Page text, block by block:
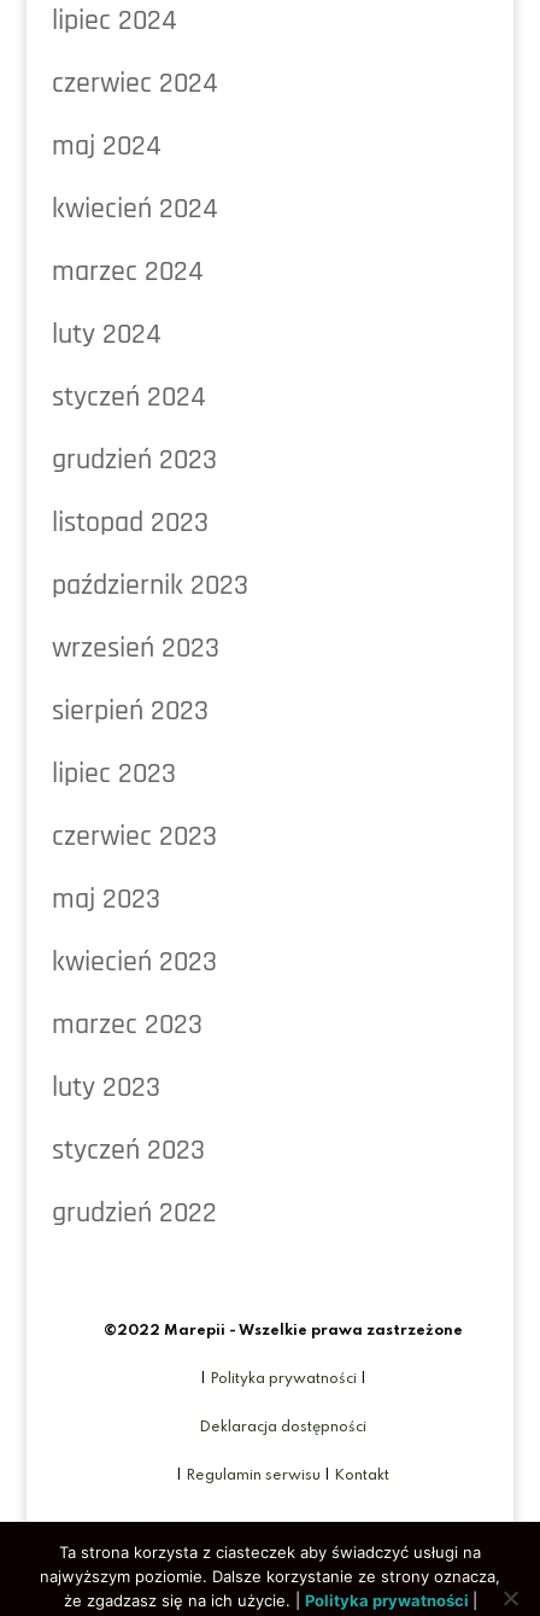
lipiec 2024
czerwiec 2024
maj 2024
kwiecień 2024
marzec 2024
luty 2024
styczeń 2024
grudzień 2023
listopad 2023
październik 2023
wrzesień 2023
sierpień 2023
lipiec 2023
czerwiec 2023
maj 2023
kwiecień 2023
marzec 2023
luty 2023
styczeń 2023
grudzień 2022
©2022 Marepii - Wszelkie prawa zastrzeżone
Polityka prywatności|
Deklaracja dostępności
Regulamin serwisu Kontakt
Ta strona korzysta z ciasteczek aby świadczyć usługi na
najwyższym poziomie. Dalsze korzystanie ze strony oznacza,
że zgadzasz się na ich użycie. | Polityka prywatności